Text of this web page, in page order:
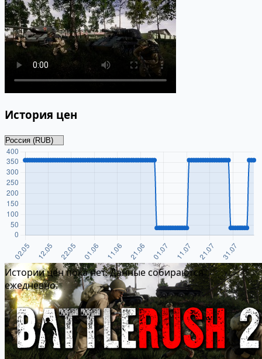
История цен
Истории цен пока нет. Данные собираются
ежедневно.